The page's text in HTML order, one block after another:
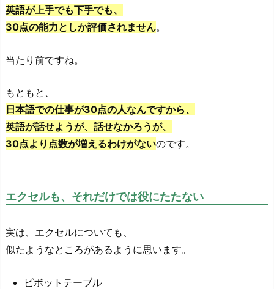
英語が上手でも下手でも、
30点の能力としか評価されません。
当たり前ですね。
もともと、
日本語での仕事が30点の人なんですから、
英語が話せようが、話せなかろうが、
30点より点数が増えるわけがないのです。
エクセルも、それだけでは役にたたない
実は、エクセルについても、
似たようなところがあるように思います。
ピボットテーブル